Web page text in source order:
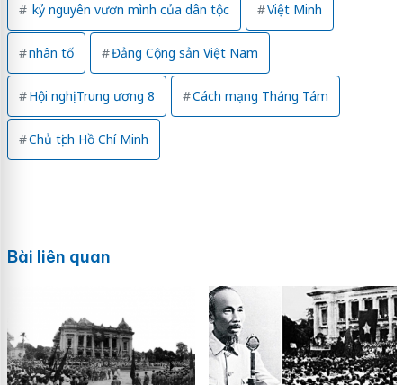
kỷ nguyên vươn mình của dân tộc Việt Minh
nhân tố Đảng Cộng sản Việt Nam
Hội nghị Trung ương 8 Cách mạng Tháng Tám
Chủ tịch Hồ Chí Minh
Bài liên quan